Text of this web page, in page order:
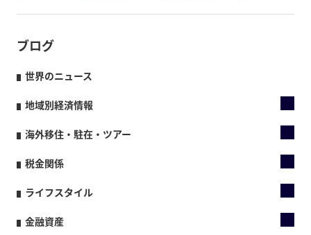
ブログ
世界のニュース
地域別経済情報
海外移住・駐在・ツアー
税金関係
ライフスタイル
金融資産